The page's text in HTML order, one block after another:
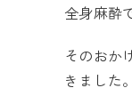
全身麻酔
そのおか
きました。